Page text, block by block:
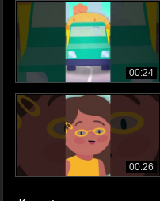
00:24
00:26